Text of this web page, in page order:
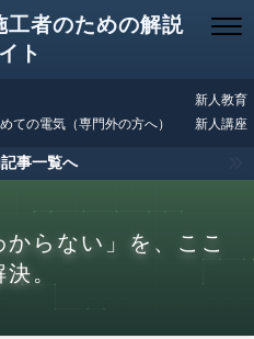
工者のための解説
ト
ての電気（専門外の方へ）
新人教育
新人講座
事一覧へ
らない」を、ここ
。